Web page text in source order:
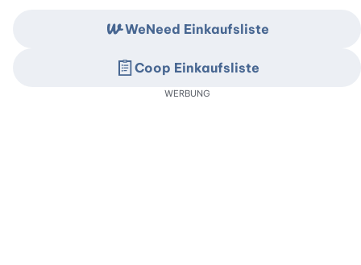
WeNeed Einkaufsliste
Coop Einkaufsliste
WERBUNG